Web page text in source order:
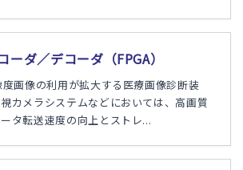
ーダ／デコーダ（FPGA）
画像の利用が拡大する医療画像診断装
カメラシステムなどにおいては、高画質
タ転送速度の向上とストレ...